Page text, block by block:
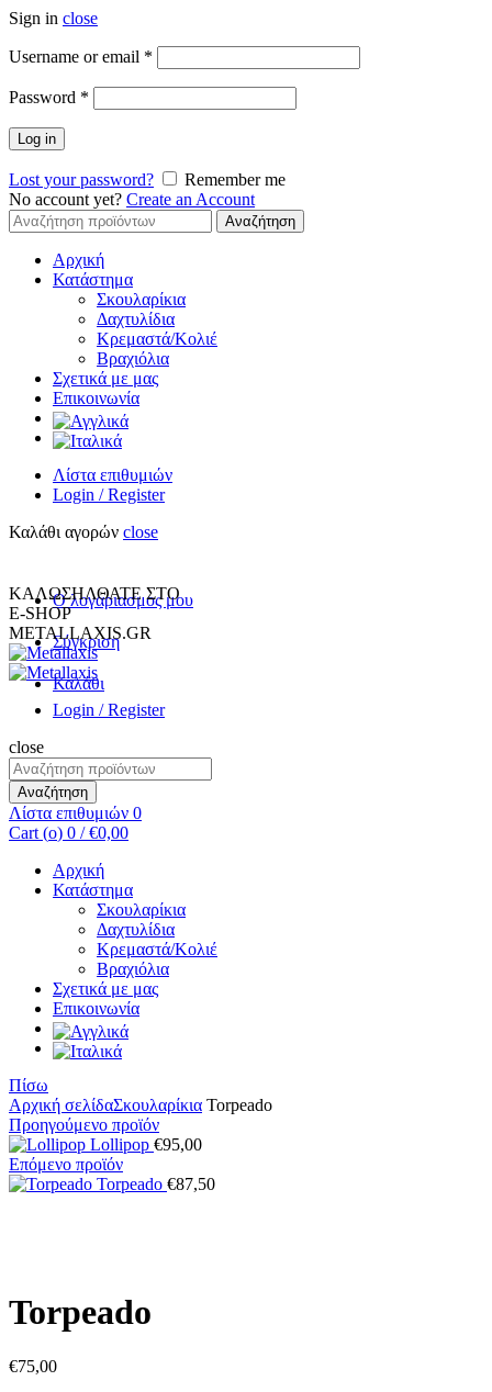
Sign in close
Username or email *
Password *
Log in
Lost your password?
Remember me
No account yet? Create an Account
Αναζήτηση
για:
Αναζήτηση
Αρχική
Κατάστημα
Σκουλαρίκια
Δαχτυλίδια
Κρεμαστά/Κολιέ
Βραχιόλια
Σχετικά με μας
Επικοινωνία
Λίστα επιθυμιών
Login / Register
Καλάθι αγορών close
Ο λογαριασμος μου
Σύγκριση
Καλάθι
ΚΑΛΩΣΗΛΘΑΤΕ ΣΤΟ
E-SHOP
METALLAXIS.GR
Login / Register
close
Αναζήτηση
για:
Αναζήτηση
Λίστα επιθυμιών 0
Cart (o) 0 / €0,00
Αρχική
Κατάστημα
Σκουλαρίκια
Δαχτυλίδια
Κρεμαστά/Κολιέ
Βραχιόλια
Σχετικά με μας
Επικοινωνία
Πίσω
Αρχική σελίδαΣκουλαρίκια Torpeado
Προηγούμενο προϊόν
Lollipop €95,00
Επόμενο προϊόν
Torpeado €87,50
Torpeado
€75,00